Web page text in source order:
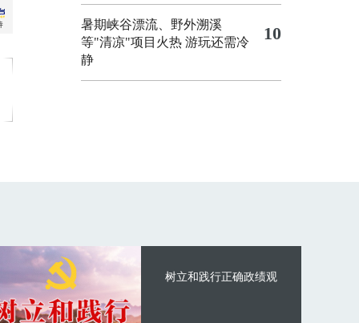
暑期峡谷漂流、野外溯溪
等"清凉"项目火热 游玩还需冷
静
10
树立和践行正确政绩观